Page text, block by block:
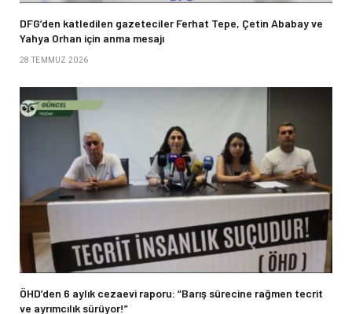
DFG’den katledilen gazeteciler Ferhat Tepe, Çetin Ababay ve
Yahya Orhan için anma mesajı
28 TEMMUZ 2026
ÖHD’den 6 aylık cezaevi raporu: “Barış sürecine rağmen tecrit
ve ayrımcılık sürüyor!”